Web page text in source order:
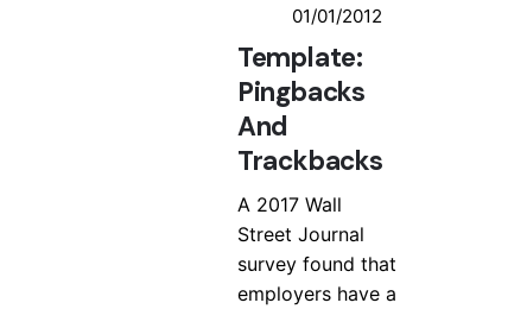
01/01/2012
Template:
Pingbacks
And
Trackbacks
A 2017 Wall
Street Journal
survey found that
employers have a